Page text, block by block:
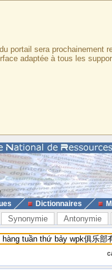
portail sera prochainement
adaptée à tous les
Dictionnaires
Synonymie Antonymie